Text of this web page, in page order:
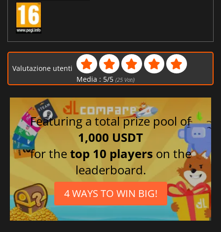
Valutazione utenti
Media : 5/5 (25Voti)
Featuring a total prize pool of
1,000 USDT
for thetop 10 players on the
leaderboard.
4 WAYS TO WIN BIG!